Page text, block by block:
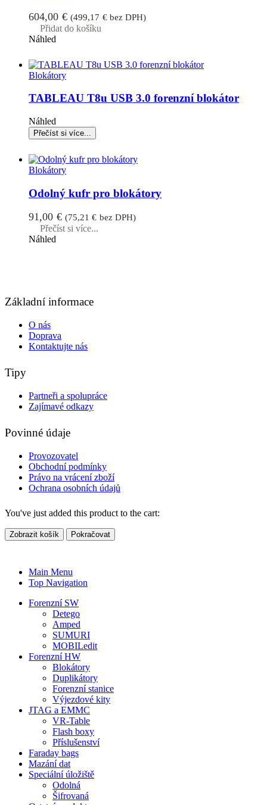
604,00 € (499,17 €bez DPH)
Přidat do košíku
Náhled
Blokátory
TABLEAU T8u USB 3.0 forenzní blokátor
Náhled
Blokátory
Odolný kufr pro blokátory
91,00 € (75,21€ bez DPH)
Přečíst si více...
Náhled
Základní informace
O nás
Doprava
Kontaktujte nás
Tipy
Partneři a spolupráce
Zajímavé odkazy
Povinné údaje
Provozovatel
Obchodní podmínky
Právo na vrácení zboží
Ochrana osobních údajů
You've just added this product to the cart:
Zobrazit košík Pokračovat
Main Menu
Top Navigation
Forenzní SW
Detego
Amped
SUMURI
MOBILedit
Forenzní HW
Blokátory
Duplikátory
Forenzní stanice
Výjezdové kity
JTAG a EMMC
VR-Table
Flash boxy
Příslušenství
Faraday bags
Mazání dat
Speciální úložiště
Odolná
Šifrovaná